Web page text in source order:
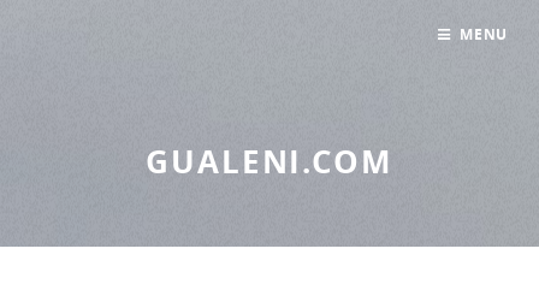
GUALENI.COM
MENU